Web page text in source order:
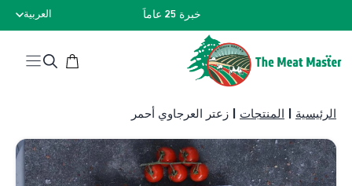
خبرة 25 عاماً العربية
الرئيسية المنتجات زعتر العرجاوي أحمر